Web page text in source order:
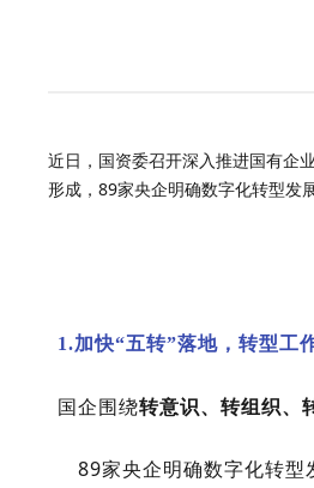
近日，国资委召开深入推进国有企
形成 ，89家央企明确数字化转型
1.加快“五转”落地，转型工
国企围绕转意识、转组织、
89家央企明确数字化转型